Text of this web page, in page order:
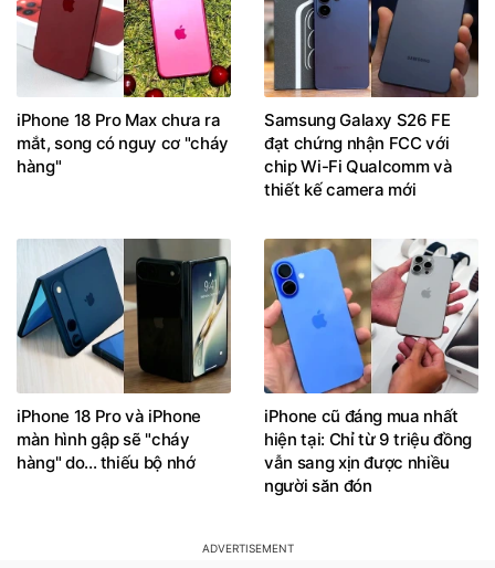
iPhone 18 Pro Max chưa ra
mắt, song có nguy cơ "cháy
hàng"
Samsung Galaxy S26 FE
đạt chứng nhận FCC với
chip Wi-Fi Qualcomm và
thiết kế camera mới
iPhone 18 Pro và iPhone
màn hình gập sẽ "cháy
hàng" do... thiếu bộ nhớ
iPhone cũ đáng mua nhất
hiện tại: Chỉ từ 9 triệu đồng
vẫn sang xịn được nhiều
người săn đón